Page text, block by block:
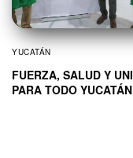
YUCATÁN
FUERZA, SALUD Y
PARA TODO YUCATÁN